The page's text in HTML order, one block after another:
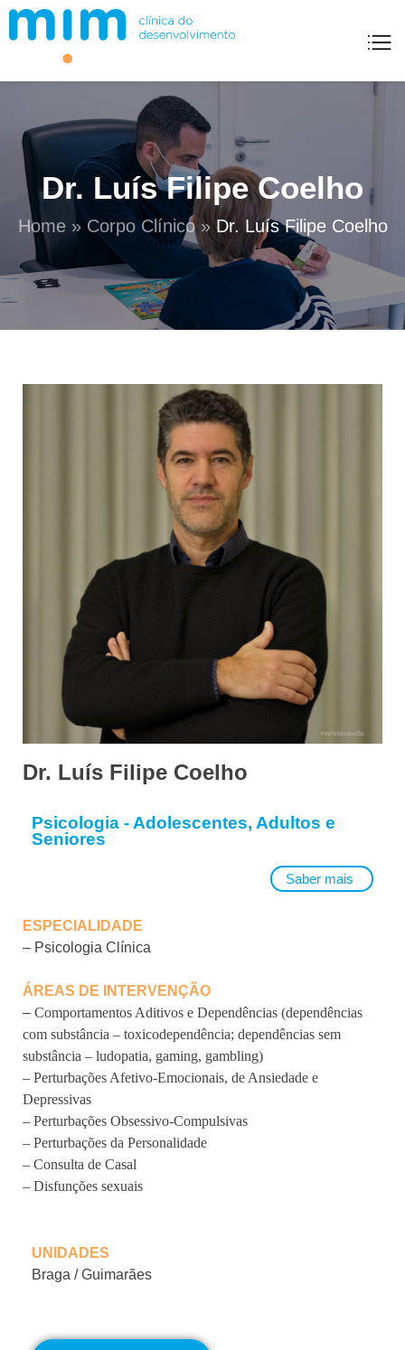
Dr. Luís Filipe Coelho​
Home» Corpo Clínico»Dr. Luís Filipe Coelho​
Dr. Luís Filipe Coelho
Psicologia - Adolescentes, Adultos e
Seniores
Saber mais
ESPECIALIDADE
– Psicologia Clínica
ÁREAS DE INTERVENÇÃO
– Comportamentos Aditivos e Dependências (dependências
com substância – toxicodependência; dependências sem
substância – ludopatia, gaming, gambling)
– Perturbações Afetivo-Emocionais, de Ansiedade e
Depressivas
– Perturbações Obsessivo-Compulsivas
– Perturbações da Personalidade
– Consulta de Casal
– Disfunções sexuais
UNIDADES
Braga / Guimarães